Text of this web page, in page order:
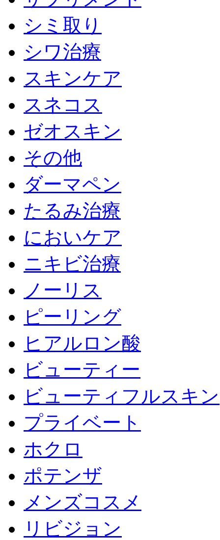
シミ取り
シワ治療
スキンケア
スネコス
ゼオスキン
その他
ダーマペン
たるみ治療
においケア
ニキビ治療
ノーリス
ピーリング
ヒアルロン酸
ビューティー
ビューティフルスキン
プライベート
ホクロ
ポテンザ
メンズコスメ
リビジョン